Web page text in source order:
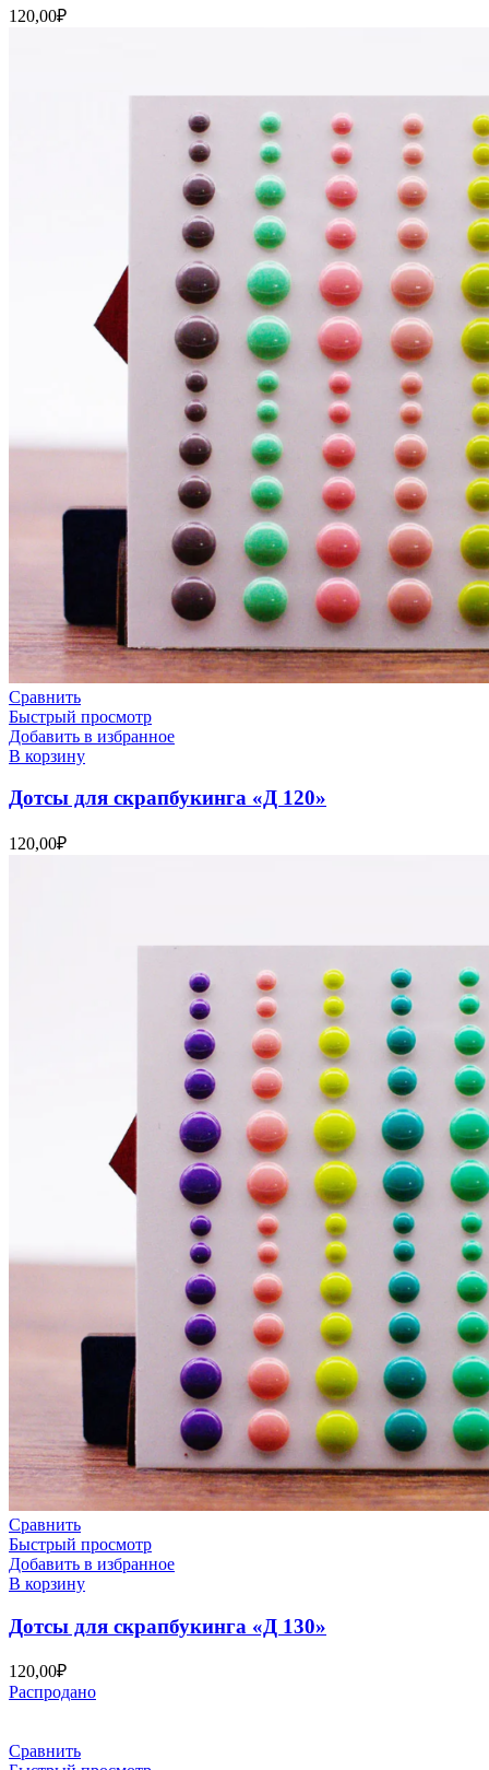
120,00₽
Сравнить
Быстрый просмотр
Добавить в избранное
В корзину
Дотсы для скрапбукинга «Д 120»
120,00₽
Сравнить
Быстрый просмотр
Добавить в избранное
В корзину
Дотсы для скрапбукинга «Д 130»
120,00₽
Распродано
Сравнить